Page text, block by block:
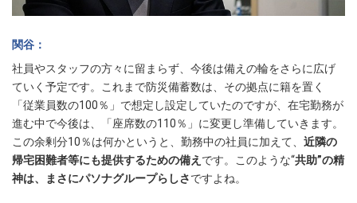
関谷
社員やスタッフの方々に留まらず、今後は備えの輪をさらに広げ
ていく予定です。これまで防災備蓄数は、その拠点に籍を置く
「従業員数の100％」で想定し設定していたのですが、在宅勤務が
進む中で今後は、「座席数の110％」に変更し準備していきます。
この余剰分10％は何かというと、勤務中の社員に加えて、 近隣の
帰宅困難者等にも提供するための備え です。このような“共助”の精
神は、まさにパソナグループらしさですよね。